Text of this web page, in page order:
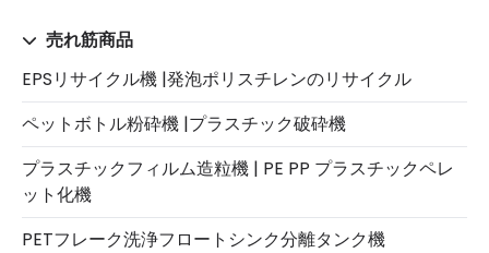
売れ筋商品
EPSリサイクル機 |発泡ポリスチレンのリサイクル
ペットボトル粉砕機 |プラスチック破砕機
プラスチックフィルム造粒機 | PE PP プラスチックペレ
ット化機
PETフレーク洗浄フロートシンク分離タンク機